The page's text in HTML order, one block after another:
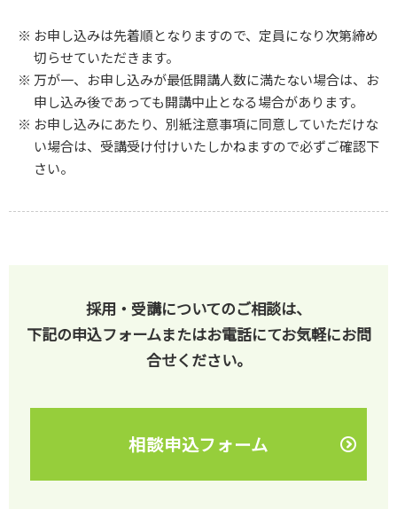
お申し込みは先着順となりますので、定員になり次第締め
切らせていただきます。
万が一、お申し込みが最低開講人数に満たない場合は、お
申し込み後であっても開講中止となる場合があります。
お申し込みにあたり、別紙注意事項に同意していただけな
い場合は、受講受け付けいたしかねますので必ずご確認下
さい。
採用・受講についてのご相談は、
下記の申込フォームまたはお電話にてお気軽にお問
合せください。
相談申込フォーム